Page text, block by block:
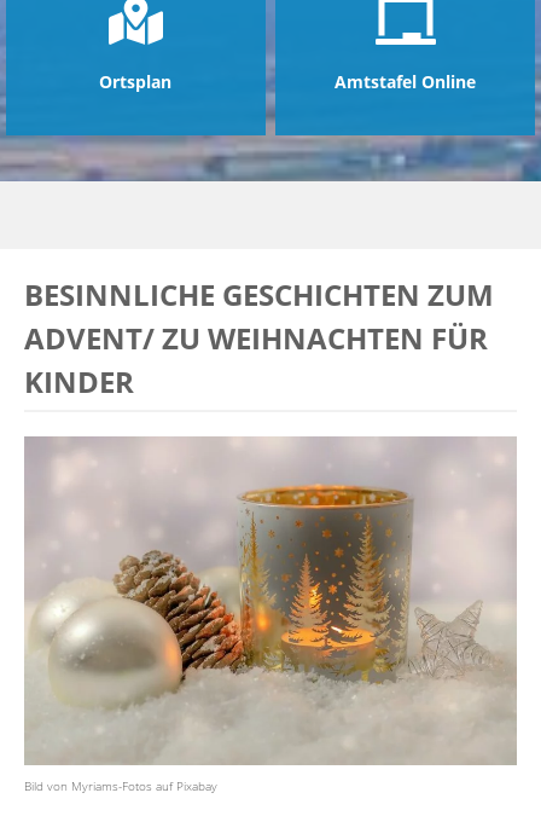
Ortsplan Amtstafel Online
BESINNLICHE GESCHICHTEN ZUM
ADVENT/ ZU WEIHNACHTEN FÜR
KINDER
Bild von Myriams-Fotos auf Pixabay